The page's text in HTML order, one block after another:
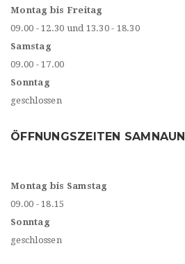
Montag bis Freitag
09.00 - 12.30 und 13.30 - 18.30
Samstag
09.00 - 17.00
Sonntag
geschlossen
ÖFFNUNGSZEITEN SAMNAUN
Montag bis Samstag
09.00 - 18.15
Sonntag
geschlossen